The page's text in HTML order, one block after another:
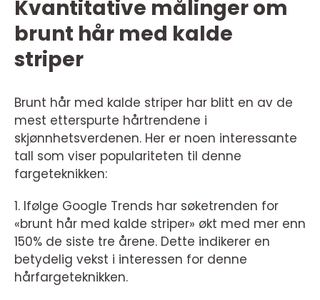
Kvantitative målinger om
brunt hår med kalde
striper
Brunt hår med kalde striper har blitt en av de
mest etterspurte hårtrendene i
skjønnhetsverdenen. Her er noen interessante
tall som viser populariteten til denne
fargeteknikken:
1. Ifølge Google Trends har søketrenden for
«brunt hår med kalde striper» økt med mer enn
150% de siste tre årene. Dette indikerer en
betydelig vekst i interessen for denne
hårfargeteknikken.